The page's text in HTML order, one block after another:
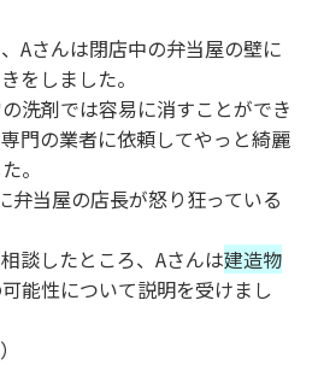
Aさんは閉店中の弁当屋の壁に
をしました。
洗剤では容易に消すことができ
門の業者に依頼してやっと綺麗
。
弁当屋の店長が怒り狂っている
談したところ、Aさんは建造物
能性について説明を受けまし